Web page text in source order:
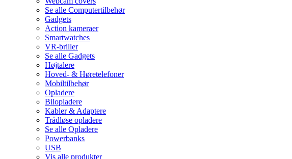
Se alle Computertilbehør
Gadgets
Action kameraer
Smartwatches
VR-briller
Se alle Gadgets
Højtalere
Hoved- & Høretelefoner
Mobiltilbehør
Opladere
Bilopladere
Kabler & Adaptere
Trådløse opladere
Se alle Opladere
Powerbanks
USB
Vis alle produkter